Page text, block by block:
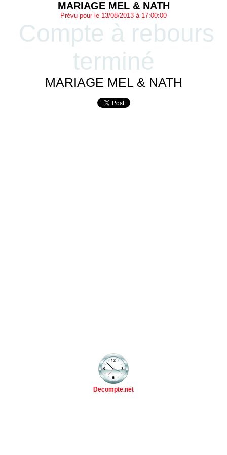
MARIAGE MEL & NATH
Prévu pour le 13/08/2013 à 17:00:00
Compte à rebours
terminé
MARIAGE MEL & NATH
Decompte.net